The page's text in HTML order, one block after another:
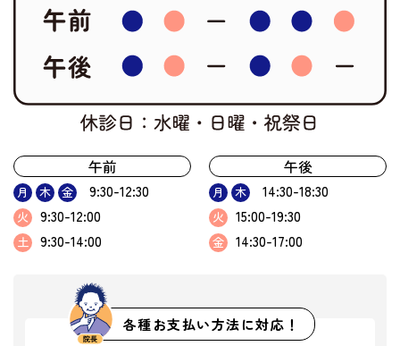
午前
月 木 金 9:30-12:30
火 9:30-12:00
土 9:30-14:00
午後
月 木 14:30-18:30
火 15:00-19:30
金 14:30-17:00
各種お支払い方法に対応！